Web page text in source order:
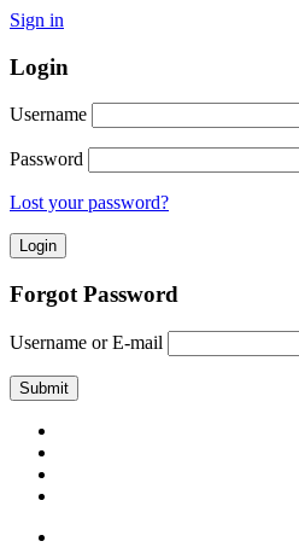
Sign in
Login
Username
Password
Lost your password?
Forgot Password
Username or E-mail